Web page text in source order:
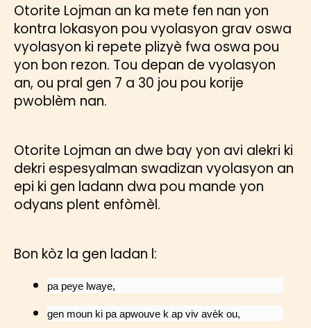
Otorite Lojman an ka mete fen nan yon
kontra lokasyon pou vyolasyon grav oswa
vyolasyon ki repete plizyè fwa oswa pou
yon bon rezon. Tou depan de vyolasyon
an, ou pral gen 7 a 30 jou pou korije
pwoblèm nan.
Otorite Lojman an dwe bay yon avi alekri ki
dekri espesyalman swadizan vyolasyon an
epi ki gen ladann dwa pou mande yon
odyans plent enfòmèl.
Bon kòz la gen ladan l:
pa peye lwaye,
gen moun ki pa apwouve k ap viv avèk ou,